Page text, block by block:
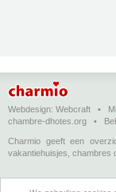
Webdesign: Webcraft •
chambre-dhotes.org •
Charmio geeft een
vakantiehuisjes, chambres
Bed & breakfasts,